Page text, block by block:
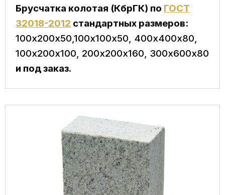
Брусчатка колотая (КбрГК) по ГОСТ
32018-2012 стандартных размеров:
100х200х50,100х100х50, 400х400х80,
100х200х100, 200х200х160, 300х600х80
и под заказ.